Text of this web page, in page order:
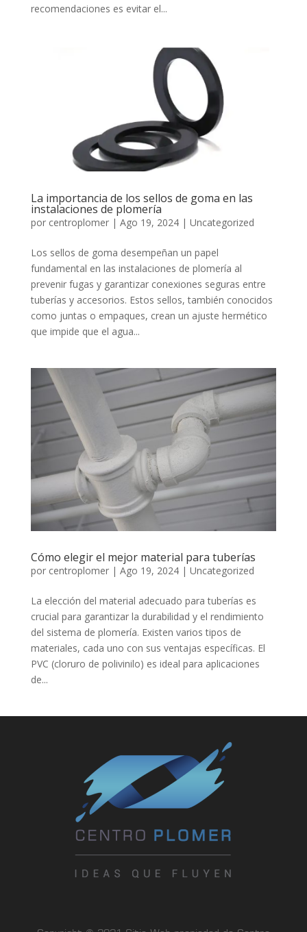
recomendaciones es evitar el...
La importancia de los sellos de goma en las
instalaciones de plomería
por centroplomer| Ago 19, 2024| Uncategorized
Los sellos de goma desempeñan un papel
fundamental en las instalaciones de plomería al
prevenir fugas y garantizar conexiones seguras entre
tuberías y accesorios. Estos sellos, también conocidos
como juntas o empaques, crean un ajuste hermético
que impide que el agua...
Cómo elegir el mejor material para tuberías
por centroplomer| Ago 19, 2024| Uncategorized
La elección del material adecuado para tuberías es
crucial para garantizar la durabilidad y el rendimiento
del sistema de plomería. Existen varios tipos de
materiales, cada uno con sus ventajas específicas. El
PVC (cloruro de polivinilo) es ideal para aplicaciones
de...